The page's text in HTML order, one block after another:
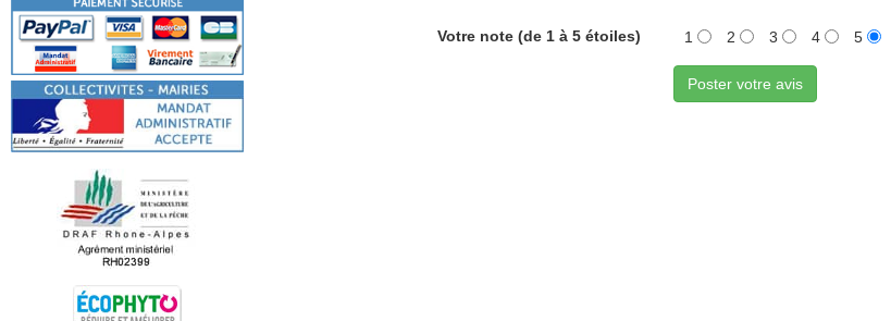
Votre note (de 1 à 5 étoiles) 1 2 3 4 5
Poster votre avis